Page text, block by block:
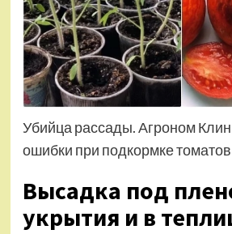
Убийца рассады. Агроном
ошибки при подкормке
Высадка под
укрытия и в